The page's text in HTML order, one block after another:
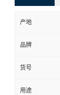
产地
品牌
货号
用途